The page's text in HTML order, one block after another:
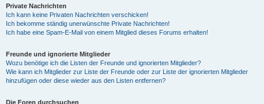
Private Nachrichten
Ich kann keine Privaten Nachrichten verschicken!
Ich bekomme ständig unerwünschte Private Nachrichten!
Ich habe eine Spam-E-Mail von einem Mitglied dieses Forums erhalten!
Freunde und ignorierte Mitglieder
Wozu benötige ich die Listen der Freunde und ignorierten Mitglieder?
Wie kann ich Mitglieder zur Liste der Freunde oder zur Liste der ignorierten Mitglieder
hinzufügen oder diese wieder aus den Listen entfernen?
Die Foren durchsuchen